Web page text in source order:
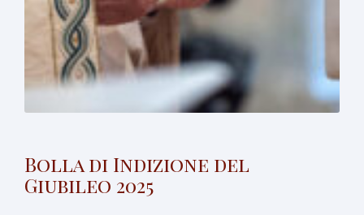
Bolla di Indizione del
Giubileo 2025